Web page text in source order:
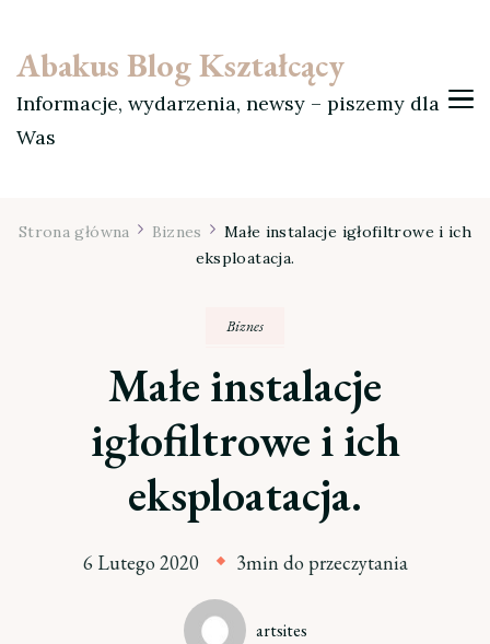
Abakus Blog Kształcący
Informacje, wydarzenia, newsy – piszemy dla
Was
Strona główna Biznes
Małe instalacje igłofiltrowe i ich
eksploatacja.
Biznes
Małe instalacje
igłofiltrowe i ich
eksploatacja.
6 Lutego 2020 3min do przeczytania
artsites